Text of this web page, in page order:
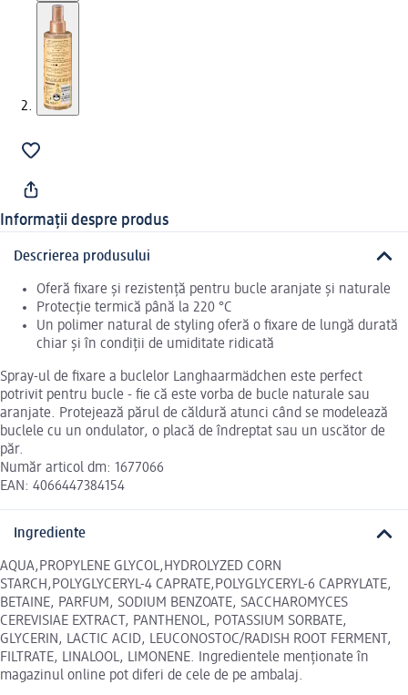
Informații despre produs
Descrierea produsului
Oferă fixare și rezistență pentru bucle aranjate și naturale
Protecție termică până la 220 °C
Un polimer natural de styling oferă o fixare de lungă durată
chiar și în condiții de umiditate ridicată
Spray-ul de fixare a buclelor Langhaarmädchen este perfect
potrivit pentru bucle - fie că este vorba de bucle naturale sau
aranjate. Protejează părul de căldură atunci când se modelează
buclele cu un ondulator, o placă de îndreptat sau un uscător de
păr.
Număr articol dm: 1677066
EAN: 4066447384154
Ingrediente
AQUA,PROPYLENE GLYCOL,HYDROLYZED CORN
STARCH,POLYGLYCERYL-4 CAPRATE,POLYGLYCERYL-6 CAPRYLATE,
BETAINE, PARFUM, SODIUM BENZOATE, SACCHAROMYCES
CEREVISIAE EXTRACT, PANTHENOL, POTASSIUM SORBATE,
GLYCERIN, LACTIC ACID, LEUCONOSTOC/RADISH ROOT FERMENT,
FILTRATE, LINALOOL, LIMONENE. Ingredientele menționate în
magazinul online pot diferi de cele de pe ambalaj.